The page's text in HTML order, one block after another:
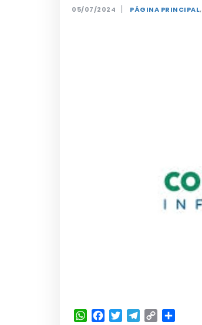
05/07/2024 | PÁGINA PRINCIPAL,
WhatsApp
Facebook
TwitterTelegram
Copy